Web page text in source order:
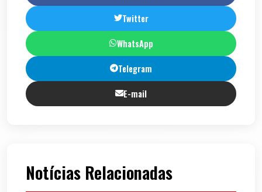
Twitter
WhatsApp
Telegram
E-mail
Notícias Relacionadas